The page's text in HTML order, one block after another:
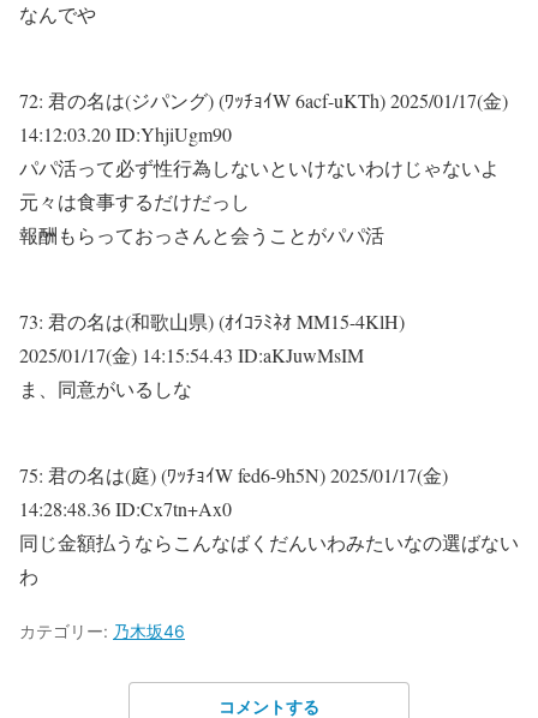
なんでや
72: 君の名は(ジパング) (ﾜｯﾁｮｲW 6acf-uKTh)2025/01/17(金)
14:12:03.20 ID:YhjiUgm90
パパ活って必ず性行為しないといけないわけじゃないよ
元々は食事するだけだっし
報酬もらっておっさんと会うことがパパ活
73: 君の名は(和歌山県) (ｵｲｺﾗﾐﾈｵ MM15-4KlH)
2025/01/17(金) 14:15:54.43 ID:aKJuwMsIM
ま、同意がいるしな
75: 君の名は(庭) (ﾜｯﾁｮｲW fed6-9h5N)2025/01/17(金)
14:28:48.36 ID:Cx7tn+Ax0
同じ金額払うならこんなばくだんいわみたいなの選ばない
わ
カテゴリー: 乃木坂46
コメントする